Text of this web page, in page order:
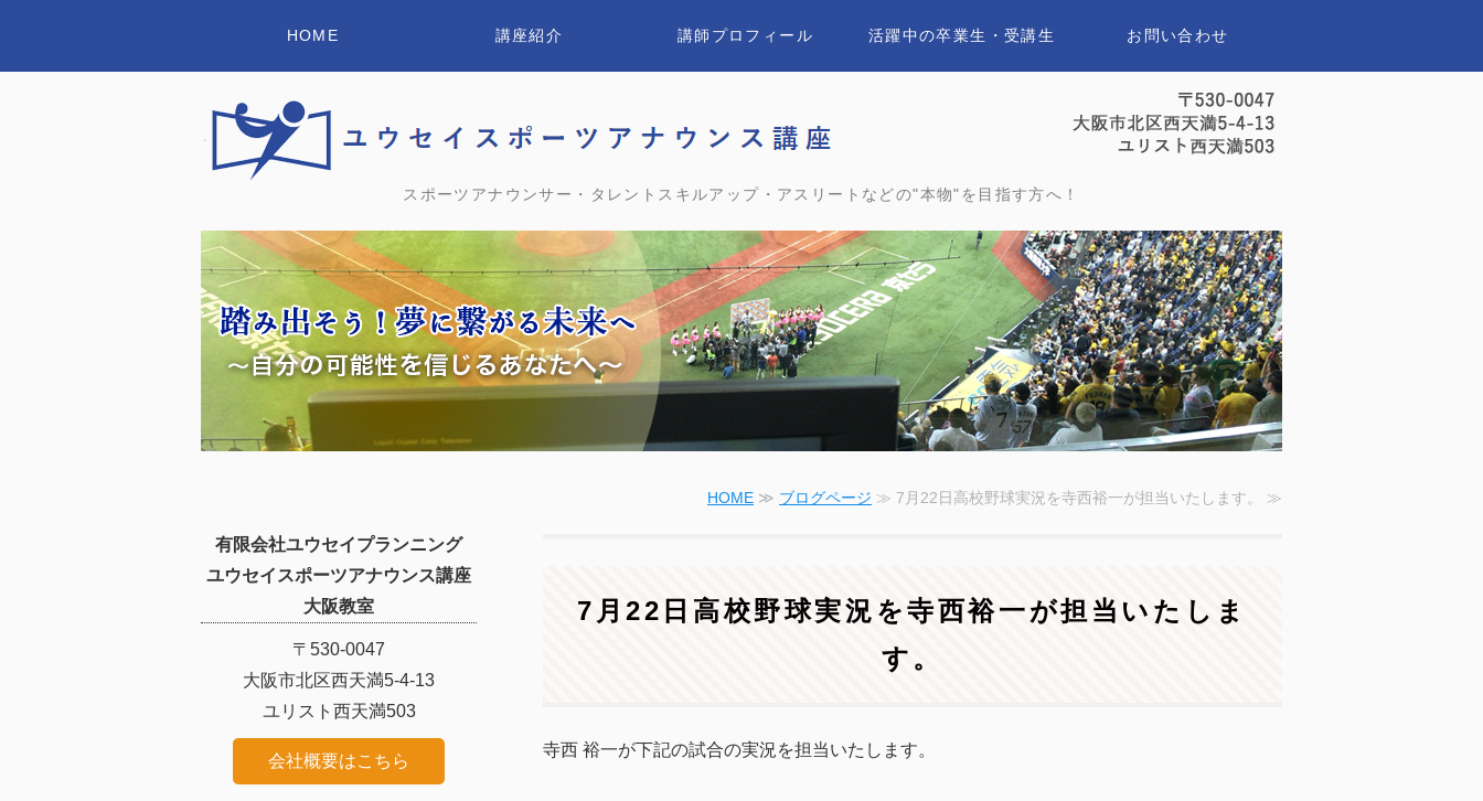
ユウセイスポーツアナウンススクール
スポーツアナウンサー・タレントスキルアップ・アスリートなどの"本物"を目指す方へ！
HOME 講座紹介 講師プロフィール 活躍中の卒業生・受講生 お問い合わせ
HOME ≫ ブログページ ≫ 7月22日高校野球実況を寺西裕一が担当いたします。 ≫
7月22日高校野球実況を寺西裕一が担当いたしま
す。
寺西 裕一が下記の試合の実況を担当いたします。
有限会社ユウセイプランニング
ユウセイスポーツアナウンス講座
大阪教室
〒530-0047
大阪市北区西天満5-4-13
ユリスト西天満503
会社概要はこちら